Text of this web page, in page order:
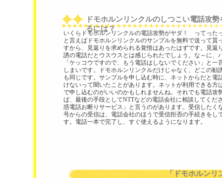
ドモホルンリンクルのしつこい電話攻勢
るには？
いくらドモホルンリンクルの電話攻勢がヤダ！ ってった
と言えばドモホルンリンクルのサンプルを無料で送って貰
すから、見返りを求められる覚悟はあったはずです。見返
誘の電話だとウスウスとは感じられたでしょう。な～に、
「ケッコウですので、もう電話はしないでください」と一
しまいです。ドモホルンリンクルだけじゃなく、どこの勧
も同じです。サンプルを申し込む時に、ネットからだと電
けないって聞いたことがあります。ネットが利用できる方
で申し込むのがいいのかもしれませんね。それでも電話攻
ば、最後の手段としてNTTなどの電話会社に相談してくだ
惑電話お断りサービス」と言うのがあります。受信したく
号からの受信は、電話会社のほうで受信拒否の手続きをし
す。電話一本で完了し、すぐ使えるようになります。
「ドモホルン